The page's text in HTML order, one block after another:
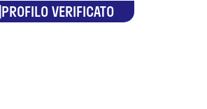
PROFILO VERIFICATO